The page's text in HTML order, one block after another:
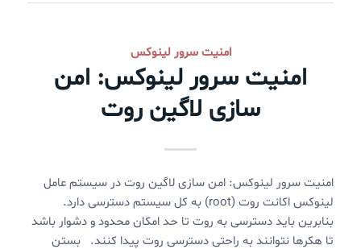
امنیت سرور لینوکس
امنیت سرور لینوکس: امن
سازی لاگین روت
امنیت سرور لینوکس: امن سازی لاگین روت در سیستم عامل
لینوکس اکانت روت (root) به کل سیستم دسترسی دارد.
بنابرین باید دسترسی به روت تا حد امکان محدود و دشوار باشد
تا هکرها نتوانند به راحتی دسترسی روت پیدا کنند. بستن